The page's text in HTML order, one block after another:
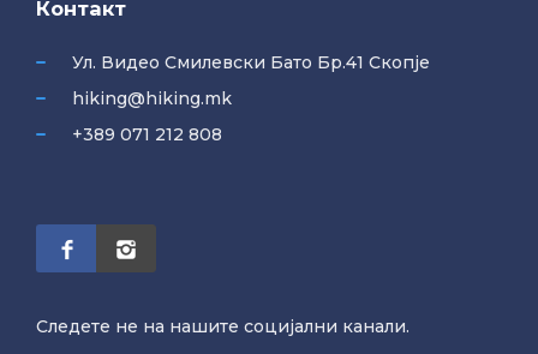
Контакт
Ул. Видео Смилевски Бато Бр.41 Скопје
hiking@hiking.mk
+389 071 212 808
Следете не на нашите социјални канали.